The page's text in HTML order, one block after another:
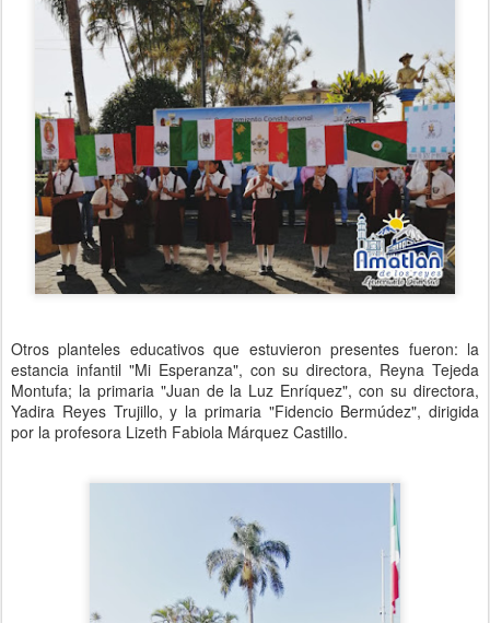
Otros planteles educativos que estuvieron presentes fueron: la
estancia infantil "Mi Esperanza", con su directora, Reyna Tejeda
Montufa; la primaria "Juan de la Luz Enríquez", con su directora,
Yadira Reyes Trujillo, y la primaria "Fidencio Bermúdez", dirigida
por la profesora Lizeth Fabiola Márquez Castillo.